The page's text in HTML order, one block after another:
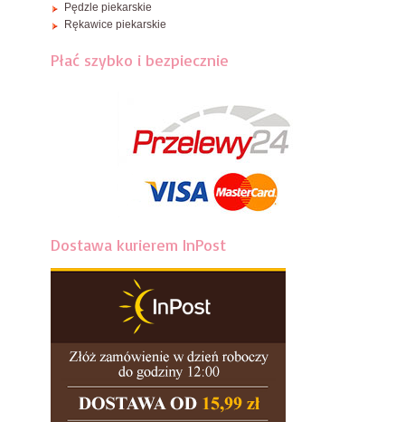
Pędzle piekarskie
Rękawice piekarskie
Płać szybko i bezpiecznie
Dostawa kurierem InPost